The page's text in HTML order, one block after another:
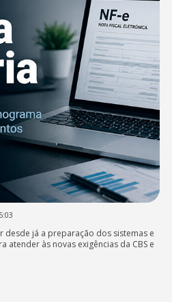
desde já a preparação dos sistemas e
atender às novas exigências da CBS e